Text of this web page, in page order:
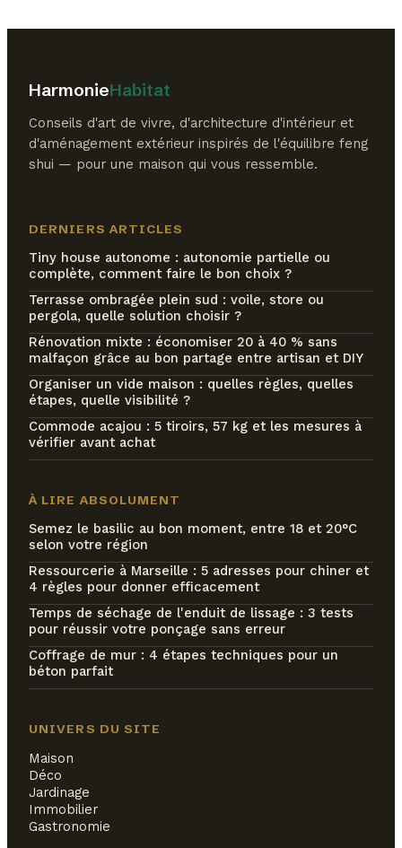
HarmonieHabitat
Conseils d'art de vivre, d'architecture d'intérieur et
d'aménagement extérieur inspirés de l'équilibre feng
shui — pour une maison qui vous ressemble.
DERNIERS ARTICLES
Tiny house autonome : autonomie partielle ou
complète, comment faire le bon choix ?
Terrasse ombragée plein sud : voile, store ou
pergola, quelle solution choisir ?
Rénovation mixte : économiser 20 à 40 % sans
malfaçon grâce au bon partage entre artisan et DIY
Organiser un vide maison : quelles règles, quelles
étapes, quelle visibilité ?
Commode acajou : 5 tiroirs, 57 kg et les mesures à
vérifier avant achat
À LIRE ABSOLUMENT
Semez le basilic au bon moment, entre 18 et 20°C
selon votre région
Ressourcerie à Marseille : 5 adresses pour chiner et
4 règles pour donner efficacement
Temps de séchage de l'enduit de lissage : 3 tests
pour réussir votre ponçage sans erreur
Coffrage de mur : 4 étapes techniques pour un
béton parfait
UNIVERS DU SITE
Maison
Déco
Jardinage
Immobilier
Gastronomie